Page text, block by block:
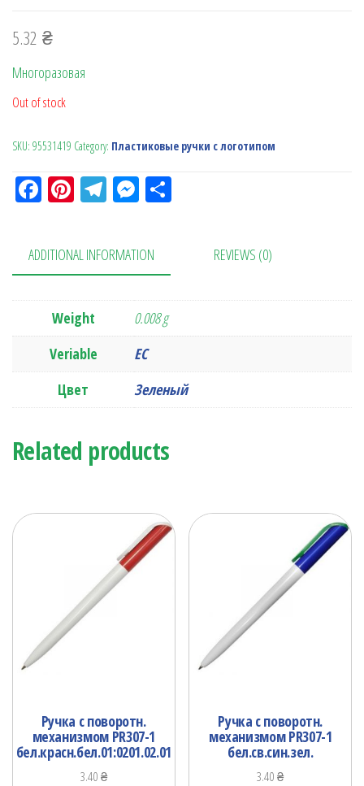
5.32 ₴
Многоразовая
Out of stock
SKU: 95531419 Category: Пластиковые ручки с логотипом
Fa
bo
ok
Pi
er
es
t
Te
gr
a
m
M
se
n
ge
r
ит
ADDITIONAL INFORMATION REVIEWS (0)
Weight
0.008 g
Veriable
ЕС
Цвет
Зеленый
Related products
Ручка с поворотн.
механизмом PR307-1
бел.красн.бел.01:0201.02.01
3.40₴
Ручка с поворотн.
механизмом PR307-1
бел.св.син.зел.
3.40₴